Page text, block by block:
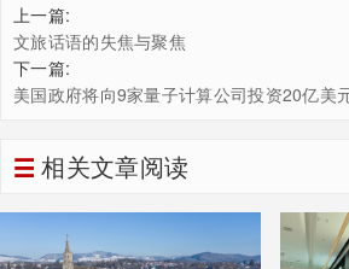
上一篇:
文旅话语的失焦与聚焦
下一篇:
美国政府将向9家量子计算公司投资20亿美
相关文章阅读